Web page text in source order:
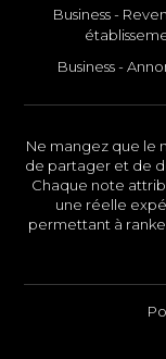
Business -
Business -
Ne mangez que le
de partager et de
Chaque note
une réelle
permettant à